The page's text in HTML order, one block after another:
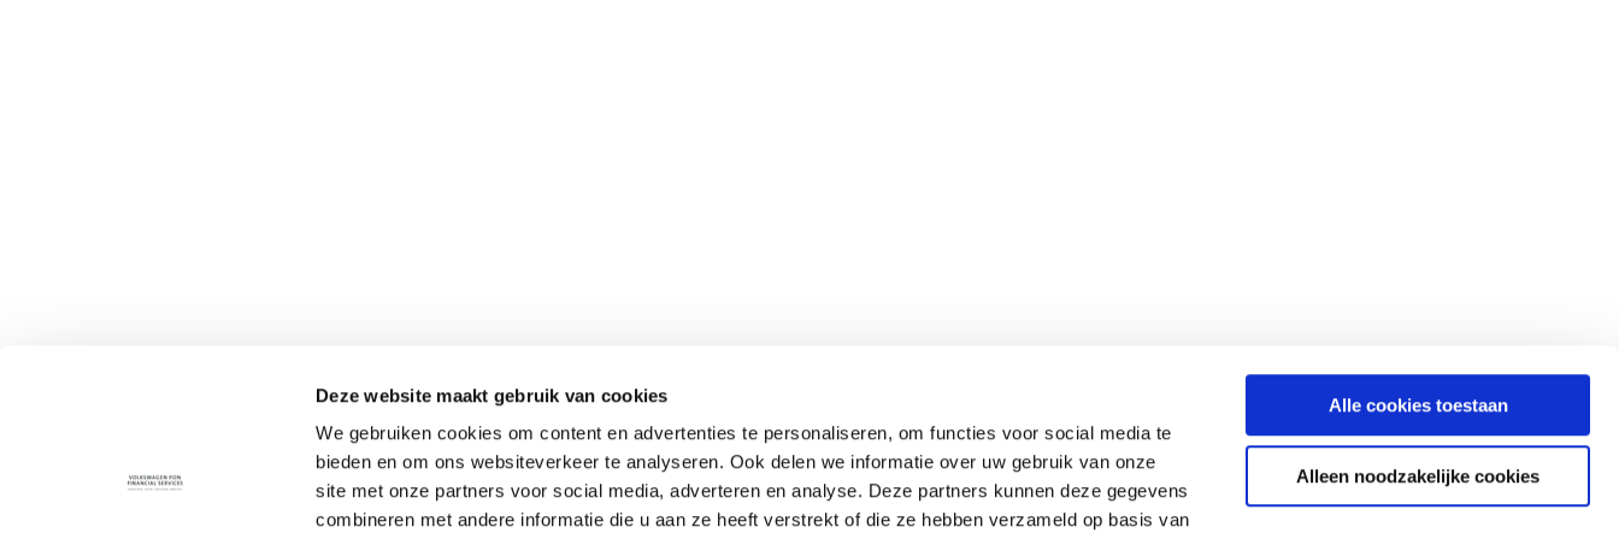
Deze website maakt gebruik van cookies
We gebruiken cookies om content en advertenties te personaliseren, om functies voor social media te
bieden en om ons websiteverkeer te analyseren. Ook delen we informatie over uw gebruik van onze
site met onze partners voor social media, adverteren en analyse. Deze partners kunnen deze gegevens
combineren met andere informatie die u aan ze heeft verstrekt of die ze hebben verzameld op basis van
Alle cookies toestaan
Alleen noodzakelijke cookies